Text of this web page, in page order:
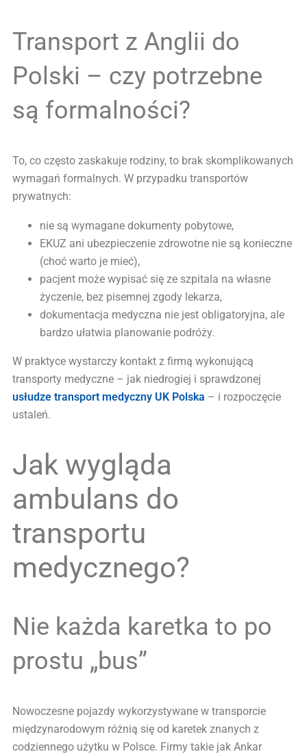
Transport z Anglii do
Polski – czy potrzebne
są formalności?
To, co często zaskakuje rodziny, to brak skomplikowanych
wymagań formalnych. W przypadku transportów
prywatnych:
nie są wymagane dokumenty pobytowe,
EKUZ ani ubezpieczenie zdrowotne nie są konieczne
(choć warto je mieć),
pacjent może wypisać się ze szpitala na własne
życzenie, bez pisemnej zgody lekarza,
dokumentacja medyczna nie jest obligatoryjna, ale
bardzo ułatwia planowanie podróży.
W praktyce wystarczy kontakt z firmą wykonującą
transporty medyczne – jak niedrogiej i sprawdzonej
usłudze transport medyczny UK Polska – i rozpoczęcie
ustaleń.
Jak wygląda
ambulans do
transportu
medycznego?
Nie każda karetka to po
prostu „bus”
Nowoczesne pojazdy wykorzystywane w transporcie
międzynarodowym różnią się od karetek znanych z
codziennego użytku w Polsce. Firmy takie jak Ankar